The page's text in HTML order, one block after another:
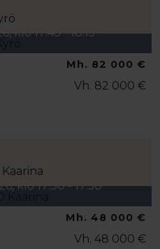
klo 17:45 - 18:15
Mh. 82 000 €
Vh. 82 000 €
klo 17:30 - 17:50
Mh. 48 000 €
Vh. 48 000 €